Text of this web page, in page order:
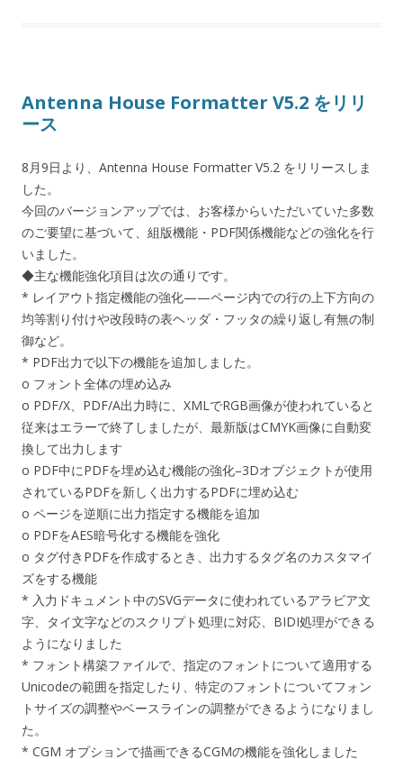
Antenna House Formatter V5.2 をリリ
ース
8月9日より、Antenna House Formatter V5.2 をリリースしま
した。
今回のバージョンアップでは、お客様からいただいていた多数
のご要望に基づいて、組版機能・PDF関係機能などの強化を行
いました。
◆主な機能強化項目は次の通りです。
* レイアウト指定機能の強化——ページ内での行の上下方向の
均等割り付けや改段時の表ヘッダ・フッタの繰り返し有無の制
御など。
* PDF出力で以下の機能を追加しました。
o フォント全体の埋め込み
o PDF/X、PDF/A出力時に、XMLでRGB画像が使われていると
従来はエラーで終了しましたが、最新版はCMYK画像に自動変
換して出力します
o PDF中にPDFを埋め込む機能の強化–3Dオブジェクトが使用
されているPDFを新しく出力するPDFに埋め込む
o ページを逆順に出力指定する機能を追加
o PDFをAES暗号化する機能を強化
o タグ付きPDFを作成するとき、出力するタグ名のカスタマイ
ズをする機能
* 入力ドキュメント中のSVGデータに使われているアラビア文
字、タイ文字などのスクリプト処理に対応、BIDI処理ができる
ようになりました
* フォント構築ファイルで、指定のフォントについて適用する
Unicodeの範囲を指定したり、特定のフォントについてフォン
トサイズの調整やベースラインの調整ができるようになりまし
た。
* CGM オプションで描画できるCGMの機能を強化しました